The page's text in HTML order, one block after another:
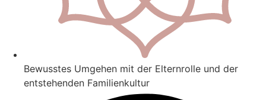
Bewusstes Umgehen mit der Elternrolle und der
entstehenden Familienkultur